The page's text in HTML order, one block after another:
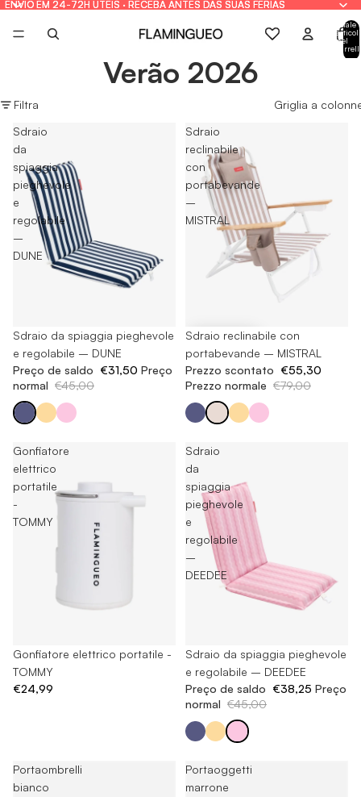
ENVIO EM 24-72H ÚTEIS · RECEBA ANTES DAS SUAS FÉRIAS
ENVIO EM 24-72H ÚTEIS · RECEBA ANTES DAS SUAS FÉRIAS
Totale
articoli
nel
Verão 2026
Filtra
Griglia a
Sdraio
da
spiaggia
pieghevole
e
regolabile
–
DUNE
Esaurito
Sdraio da spiaggia pieghevole
e regolabile – DUNE
Preço de saldo €31,50 Preço
normal €45,00
Sdraio
reclinabile
con
portabevande
–
MISTRAL
-30%
Sdraio reclinabile con
portabevande – MISTRAL
Prezzo scontato €55,30
Prezzo normale €79,00
Gonfiatore
elettrico
portatile
-
TOMMY
Esaurito
Gonfiatore elettrico portatile -
TOMMY
€24,99
Sdraio
da
spiaggia
pieghevole
e
regolabile
–
DEEDEE
Esaurito
Sdraio da spiaggia pieghevole
e regolabile – DEEDEE
Preço de saldo €38,25 Preço
normal €45,00
Portaombrelli
bianco
Portaoggetti
marrone